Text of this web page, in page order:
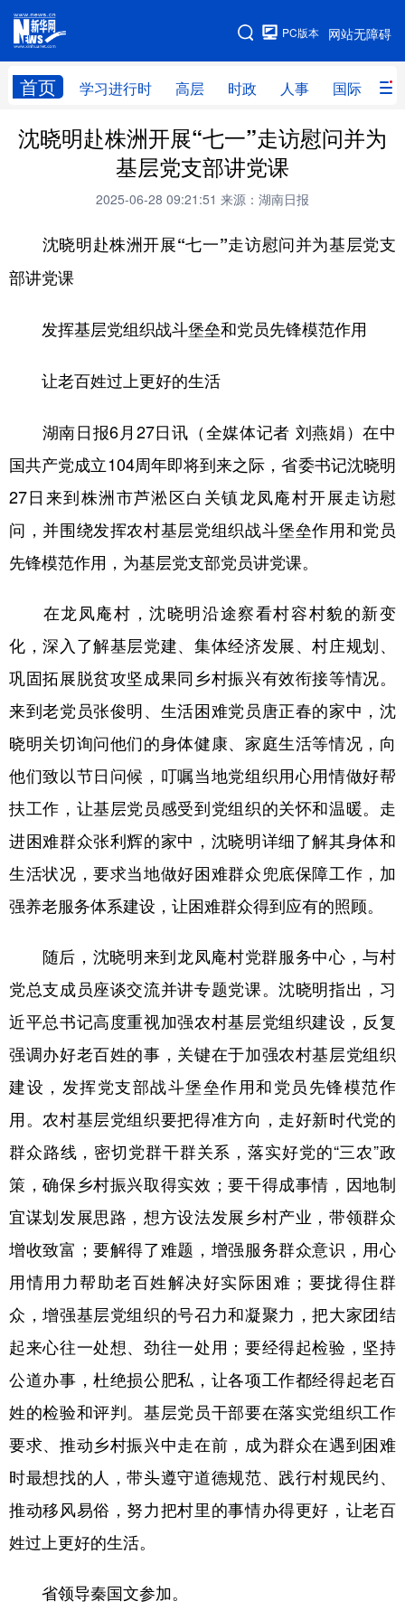
网站无障碍
PC版本
首页 学习进行时 高层 时政 人事 国际 财
网站地图
学习进行时 高层 时政 人事
财经 网评
全球连线
科技 科创 量子 体育
文化
访谈 视频 图片 政务
学术中国 乡村振兴 银龄 溯源中国
城市 旅游 能源 会展
公益 一带一路 亚太网
地方频道
北京 天津 河北 山西
辽宁 吉林 上海 江苏
浙江 安徽 福建 江西
山东 河南 湖北 湖南
广东 广西 海南 重庆
新疆 内蒙古 黑龙江
多语种频道
English Español Français عربى
Русский язык 日本語 한국어
Deutsch Português
沈晓明赴株洲开展“七一”走访慰问并为
基层党支部讲党课
2025-06-28 09:21:51 来源：湖南日报
沈晓明赴株洲开展“七一”走访慰问并为基层党支
部讲党课
发挥基层党组织战斗堡垒和党员先锋模范作用
让老百姓过上更好的生活
湖南日报6月27日讯（全媒体记者 刘燕娟）在中
国共产党成立104周年即将到来之际，省委书记沈晓明
27日来到株洲市芦淞区白关镇龙凤庵村开展走访慰
问，并围绕发挥农村基层党组织战斗堡垒作用和党员
先锋模范作用，为基层党支部党员讲党课。
在龙凤庵村，沈晓明沿途察看村容村貌的新变
化，深入了解基层党建、集体经济发展、村庄规划、
巩固拓展脱贫攻坚成果同乡村振兴有效衔接等情况。
来到老党员张俊明、生活困难党员唐正春的家中，沈
晓明关切询问他们的身体健康、家庭生活等情况，向
他们致以节日问候，叮嘱当地党组织用心用情做好帮
扶工作，让基层党员感受到党组织的关怀和温暖。走
进困难群众张利辉的家中，沈晓明详细了解其身体和
生活状况，要求当地做好困难群众兜底保障工作，加
强养老服务体系建设，让困难群众得到应有的照顾。
随后，沈晓明来到龙凤庵村党群服务中心，与村
党总支成员座谈交流并讲专题党课。沈晓明指出，习
近平总书记高度重视加强农村基层党组织建设，反复
强调办好老百姓的事，关键在于加强农村基层党组织
建设，发挥党支部战斗堡垒作用和党员先锋模范作
用。农村基层党组织要把得准方向，走好新时代党的
群众路线，密切党群干群关系，落实好党的“三农”政
策，确保乡村振兴取得实效；要干得成事情，因地制
宜谋划发展思路，想方设法发展乡村产业，带领群众
增收致富；要解得了难题，增强服务群众意识，用心
用情用力帮助老百姓解决好实际困难；要拢得住群
众，增强基层党组织的号召力和凝聚力，把大家团结
起来心往一处想、劲往一处用；要经得起检验，坚持
公道办事，杜绝损公肥私，让各项工作都经得起老百
姓的检验和评判。基层党员干部要在落实党组织工作
要求、推动乡村振兴中走在前，成为群众在遇到困难
时最想找的人，带头遵守道德规范、践行村规民约、
推动移风易俗，努力把村里的事情办得更好，让老百
姓过上更好的生活。
省领导秦国文参加。